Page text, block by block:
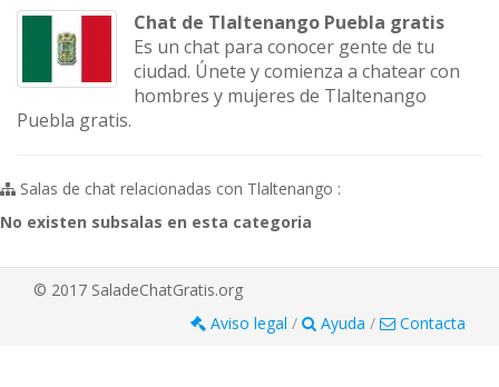
Chat de Tlaltenango Puebla gratis
Es un chat para conocer gente de tu
ciudad. Únete y comienza a chatear con
hombres y mujeres de Tlaltenango
Puebla gratis.
Salas de chat relacionadas con Tlaltenango :
No existen subsalas en esta categoria
© 2017 SaladeChatGratis.org
Aviso legal / Ayuda / Contacta